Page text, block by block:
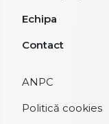
Echipa
Contact
ANPC
Politică cookies